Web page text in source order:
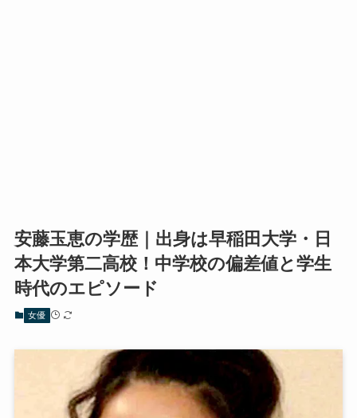
安藤玉恵の学歴｜出身は早稲田大学・日
本大学第二高校！中学校の偏差値と学生
時代のエピソード
女優